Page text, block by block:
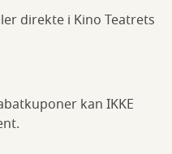
direkte i Kino Teatrets
kan IKKE